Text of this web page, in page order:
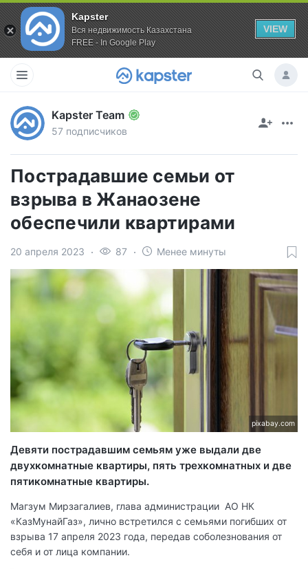
Kapster
Вся недвижимость Казахстана
FREE - In Google Play
VIEW
Kapster Team
57 подписчиков
Пострадавшие семьи от
взрыва в Жанаозене
обеспечили квартирами
20 апреля 2023 87 Менее минуты
pixabay.com
Девяти пострадавшим семьям уже выдали две
двухкомнатные квартиры, пять трехкомнатных и две
пятикомнатные квартиры.
Магзум Мирзагалиев, глава администрации АО НК
«КазМунайГаз», лично встретился с семьями погибших от
взрыва 17 апреля 2023 года, передав соболезнования от
себя и от лица компании.